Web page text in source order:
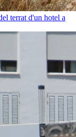
terrat d'un hotel a